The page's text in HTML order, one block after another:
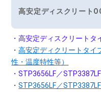
高安定ディスクリート
・高安定ディスクリートタ
・高安定ディクリートタイ
性・温度特性等）
・STP3656LF／STP3387LF
・STP3656LF／